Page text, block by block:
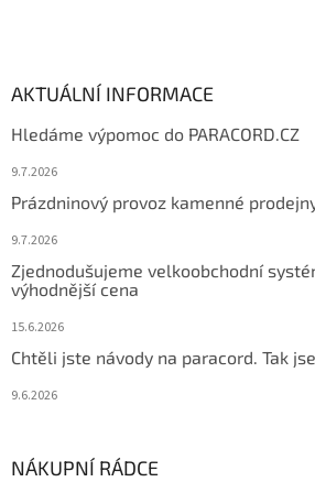
AKTUÁLNÍ INFORMACE
Hledáme výpomoc do PARACORD.CZ
9.7.2026
Prázdninový provoz kamenné
9.7.2026
Zjednodušujeme velkoobchodní
výhodnější cena
15.6.2026
Chtěli jste návody na paracord. Tak
9.6.2026
NÁKUPNÍ RÁDCE